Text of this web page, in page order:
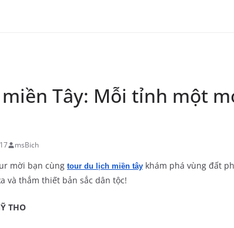
Tây: Mỗi tỉnh một
msBich
mời bạn cùng tour du lịch miền tây khám phá vùng đất
và thắm thiết bản sắc dân tộc!
THO